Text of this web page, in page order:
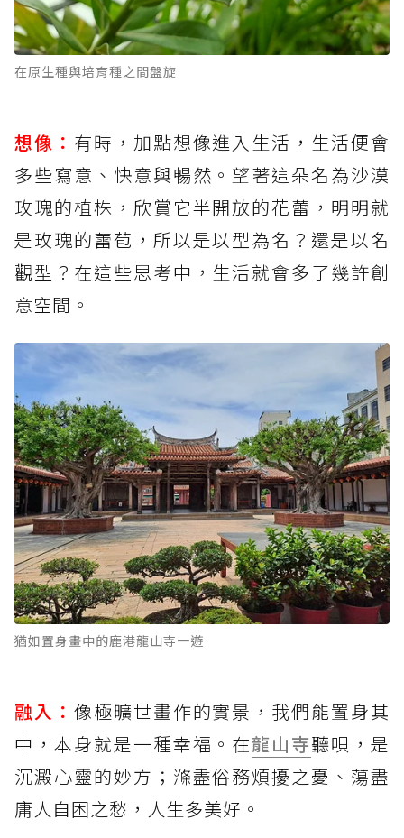
在原生種與培育種之間盤旋
想像： 有時，加點想像進入生活，生活便會
多些寫意、快意與暢然。望著這朵名為沙漠
玫瑰的植株，欣賞它半開放的花蕾，明明就
是玫瑰的蕾苞，所以是以型為名？還是以名
觀型？在這些思考中，生活就會多了幾許創
意空間。
猶如置身畫中的鹿港龍山寺一遊
融入： 像極曠世畫作的實景，我們能置身其
中，本身就是一種幸福。在龍山寺聽唄，是
沉澱心靈的妙方；滌盡俗務煩擾之憂、蕩盡
庸人自困之愁，人生多美好。